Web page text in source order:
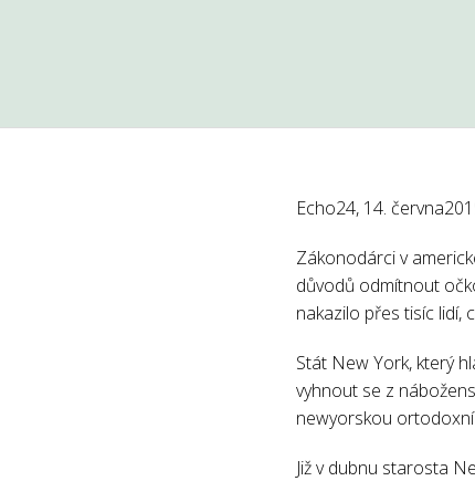
Echo24, 14.
Zákonodárci v
důvodů odmítnout
nakazilo přes tisíc lidí,
Stát New York, který
vyhnout se z
newyorskou
Již v dubnu starosta